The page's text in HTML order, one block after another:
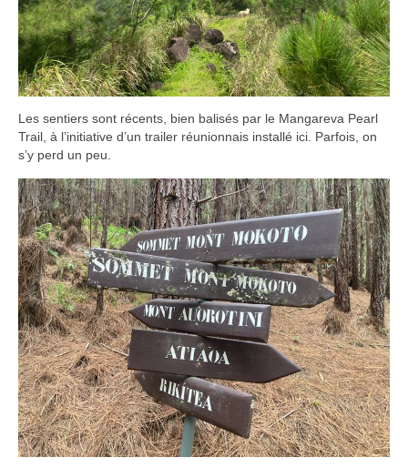
Les sentiers sont récents, bien balisés par le Mangareva Pearl
Trail, à l’initiative d’un trailer réunionnais installé ici. Parfois, on
s’y perd un peu.